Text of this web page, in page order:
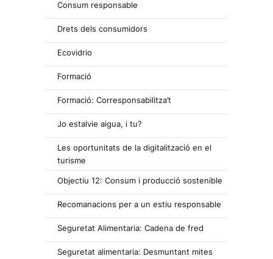
Consum responsable
Drets dels consumidors
Ecovidrio
Formació
Formació: Corresponsabilitza’t
Jo estalvie aigua, i tu?
Les oportunitats de la digitalització en el
turisme
Objectiu 12: Consum i producció sostenible
Recomanacions per a un estiu responsable
Seguretat Alimentaria: Cadena de fred
Seguretat alimentaria: Desmuntant mites